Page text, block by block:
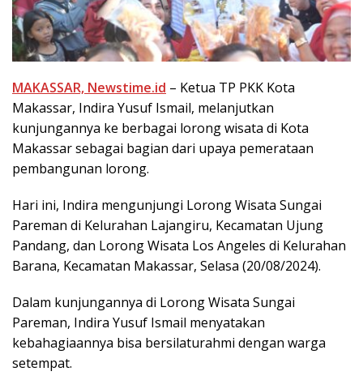
MAKASSAR, Newstime.id – Ketua TP PKK Kota
Makassar, Indira Yusuf Ismail, melanjutkan
kunjungannya ke berbagai lorong wisata di Kota
Makassar sebagai bagian dari upaya pemerataan
pembangunan lorong.
Hari ini, Indira mengunjungi Lorong Wisata Sungai
Pareman di Kelurahan Lajangiru, Kecamatan Ujung
Pandang, dan Lorong Wisata Los Angeles di Kelurahan
Barana, Kecamatan Makassar, Selasa (20/08/2024).
Dalam kunjungannya di Lorong Wisata Sungai
Pareman, Indira Yusuf Ismail menyatakan
kebahagiaannya bisa bersilaturahmi dengan warga
setempat.